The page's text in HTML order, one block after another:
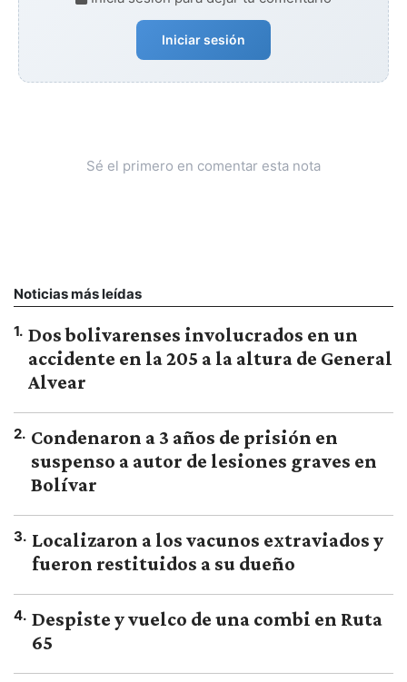
Iniciar sesión
Sé el primero en comentar esta nota
Noticias más leídas
1. Dos bolivarenses involucrados en un
accidente en la 205 a la altura de General
Alvear
2. Condenaron a 3 años de prisión en
suspenso a autor de lesiones graves en
Bolívar
3. Localizaron a los vacunos extraviados y
fueron restituidos a su dueño
4. Despiste y vuelco de una combi en Ruta
65